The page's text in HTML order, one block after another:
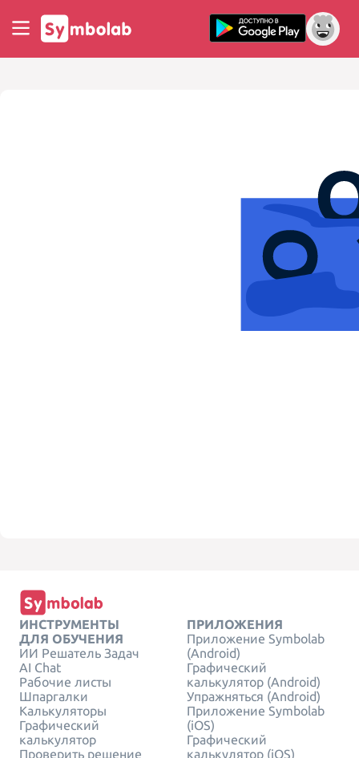
ИНСТРУМЕНТЫ
ДЛЯ ОБУЧЕНИЯ
ИИ Решатель Задач
AI Chat
Рабочие листы
Шпаргалки
Калькуляторы
Графический
калькулятор
Проверить решение
ПРИЛОЖЕНИЯ
Приложение Symbolab
(Android)
Графический
калькулятор (Android)
Упражняться (Android)
Приложение Symbolab
(iOS)
Графический
калькулятор (iOS)